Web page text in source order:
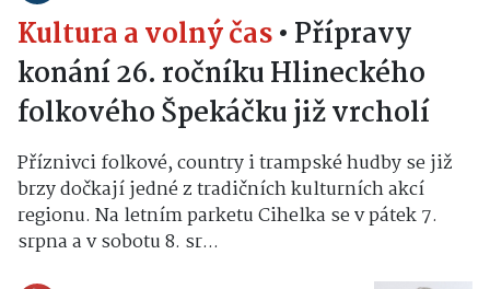
Kultura a volný čas• Přípravy
konání 26. ročníku Hlineckého
folkového Špekáčku již vrcholí
Příznivci folkové, country i trampské hudby se již
brzy dočkají jedné z tradičních kulturních akcí
regionu. Na letním parketu Cihelka se v pátek 7.
srpna a v sobotu 8. sr...